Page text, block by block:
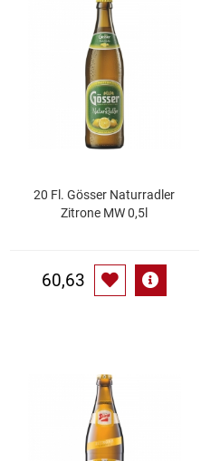
Speichermedien und Rohlinge
Spielzeug & Baby
Bunte Palette
Cateringzubehör
Dekoration
Elektrogeräte
20 Fl. Gösser Naturradler
Zitrone MW 0,5l
60,63